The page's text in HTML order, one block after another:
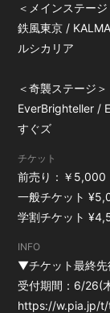
＜メインステージ
鉄風東京 /
ルシカリア
＜奇襲ステージ＞
EverBrighteller /
すぐズ
チケット
前売り：￥5,000
一般チケット
学割チケット
INFO
▼チケット最終先
受付期間：6/26(
https://w.pia.jp/